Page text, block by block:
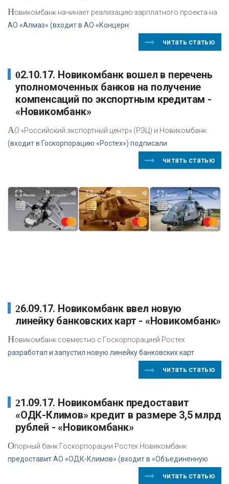
Новикомбанк начинает реализацию зарплатного проекта на
АО «Алмаз» (входит в АО «Концерн
читать статью
02.10.17. Новикомбанк вошел в перечень
уполномоченных банков на получение
компенсаций по экспортным кредитам -
«Новикомбанк»
АО «Российский экспортный центр» (РЭЦ) и Новикомбанк
(входит в Госкорпорацию «Ростех») подписали
читать статью
26.09.17. Новикомбанк ввел новую
линейку банковских карт - «Новикомбанк»
Новикомбанк совместно с Госкорпорацией Ростех
разработал и запустил новую линейку банковских карт
читать статью
21.09.17. Новикомбанк предоставит
«ОДК-Климов» кредит в размере 3,5 млрд
рублей - «Новикомбанк»
Опорный банк Госкорпорации Ростех Новикомбанк
предоставит АО «ОДК-Климов» (входит в «Объединенную
читать статью